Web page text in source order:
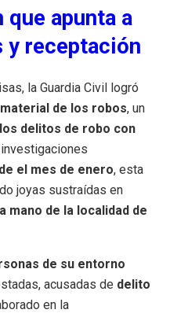
apunta a
y receptación
la Guardia Civil logró
de los robos, un
delitos de robo con
el mes de enero, esta
joyas sustraídas en
mano de la localidad de
de su entorno
acusadas de delito
en la